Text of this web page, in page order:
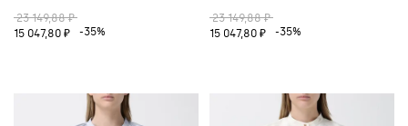
23 149,88 ₽
15 047,80 ₽
-35%
23 149,88 ₽
15 047,80 ₽
-35%